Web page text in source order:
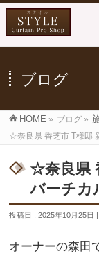
ブログ
HOME » ブログ »
☆奈良県 香芝市 T様邸
☆奈良県
バーチ
投稿日 : 2025年10月25日
オーナーの森田